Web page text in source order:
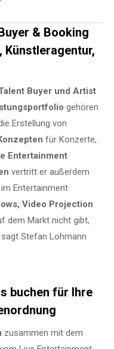
& Booking
Buyer und Artist
gehören
Erstellung von
für Konzerte,
Entertainment
vertritt er außerdem
im Entertainment
Video Projection
dem Markt nicht gibt,
Stefan Lohmann
buchen für Ihre
zusammen mit dem